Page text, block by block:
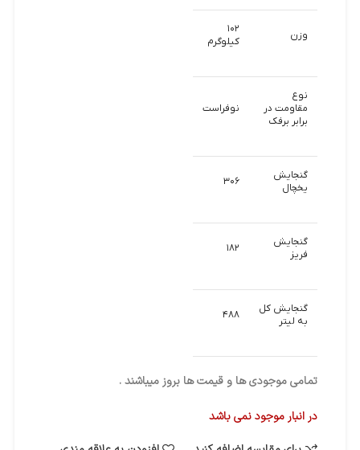
وزن
۱۰۲
کیلوگرم
نوع
مقاومت در
برابر برفک
نوفراست
گنجایش
یخچال
۳۰۶
گنجایش
فریز
۱۸۲
گنجایش کل
به لیتر
۴۸۸
تمامی موجودی ها و قیمت ها بروز میباشند .
در انبار موجود نمی باشد